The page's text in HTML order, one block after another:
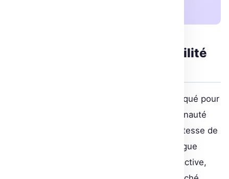
Une communauté et une stabilité
Reposer sur une solution tierce s’avérait risqué pour
Fetch. L’adoption des outils et de la communauté
Hugging Face a permis d’améliorer la robustesse de
leur infrastructure. Désormais, Fetch se targue
d’une base technologique plus stable et réactive,